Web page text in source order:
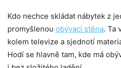
Kdo nechce skládat nábytek z
promyšlenou obývací stěna. Ta
kolem televize a sjednotí
Hodí se hlavně tam, kde má